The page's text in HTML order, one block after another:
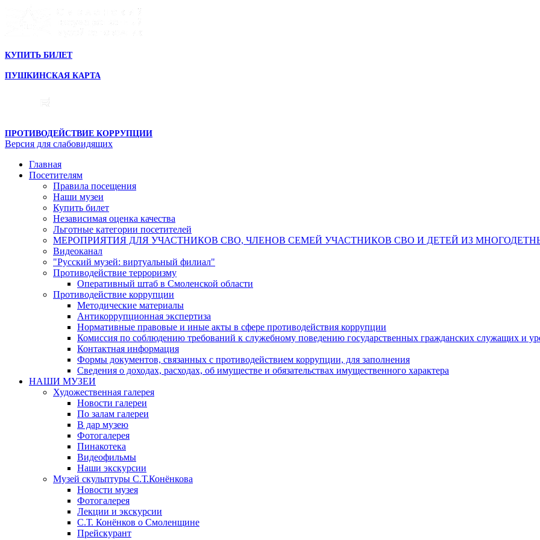
КУПИТЬ БИЛЕТ
ПУШКИНСКАЯ КАРТА
ПРОТИВОДЕЙСТВИЕ КОРРУПЦИИ
Версия для слабовидящих
Главная
Посетителям
Правила посещения
Наши музеи
Купить билет
Независимая оценка качества
Льготные категории посетителей
МЕРОПРИЯТИЯ ДЛЯ УЧАСТНИКОВ СВО, ЧЛЕНОВ СЕМЕЙ УЧАСТНИКОВ СВО И ДЕТЕЙ ИЗ
Видеоканал
"Русский музей: виртуальный филиал"
Противодействие терроризму
Оперативный штаб в Смоленской области
Противодействие коррупции
Методические материалы
Антикоррупционная экспертиза
Нормативные правовые и иные акты в сфере противодействия коррупции
Комиссия по соблюдению требований к служебному поведению государственных гражданских служащих и
Контактная информация
Формы документов, связанных с противодействием коррупции, для заполнения
Сведения о доходах, расходах, об имуществе и обязательствах имущественного характера
НАШИ МУЗЕИ
Художественная галерея
Новости галереи
По залам галереи
В дар музею
Фотогалерея
Пинакотека
Видеофильмы
Наши экскурсии
Музей скульптуры С.Т.Конёнкова
Новости музея
Фотогалерея
Лекции и экскурсии
С.Т. Конёнков о Смоленщине
Прейскурант